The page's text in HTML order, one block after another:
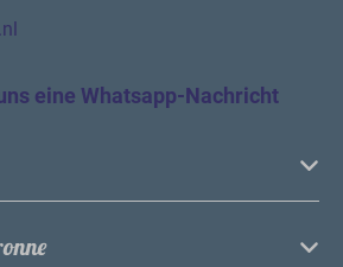
eine Whatsapp-Nachricht